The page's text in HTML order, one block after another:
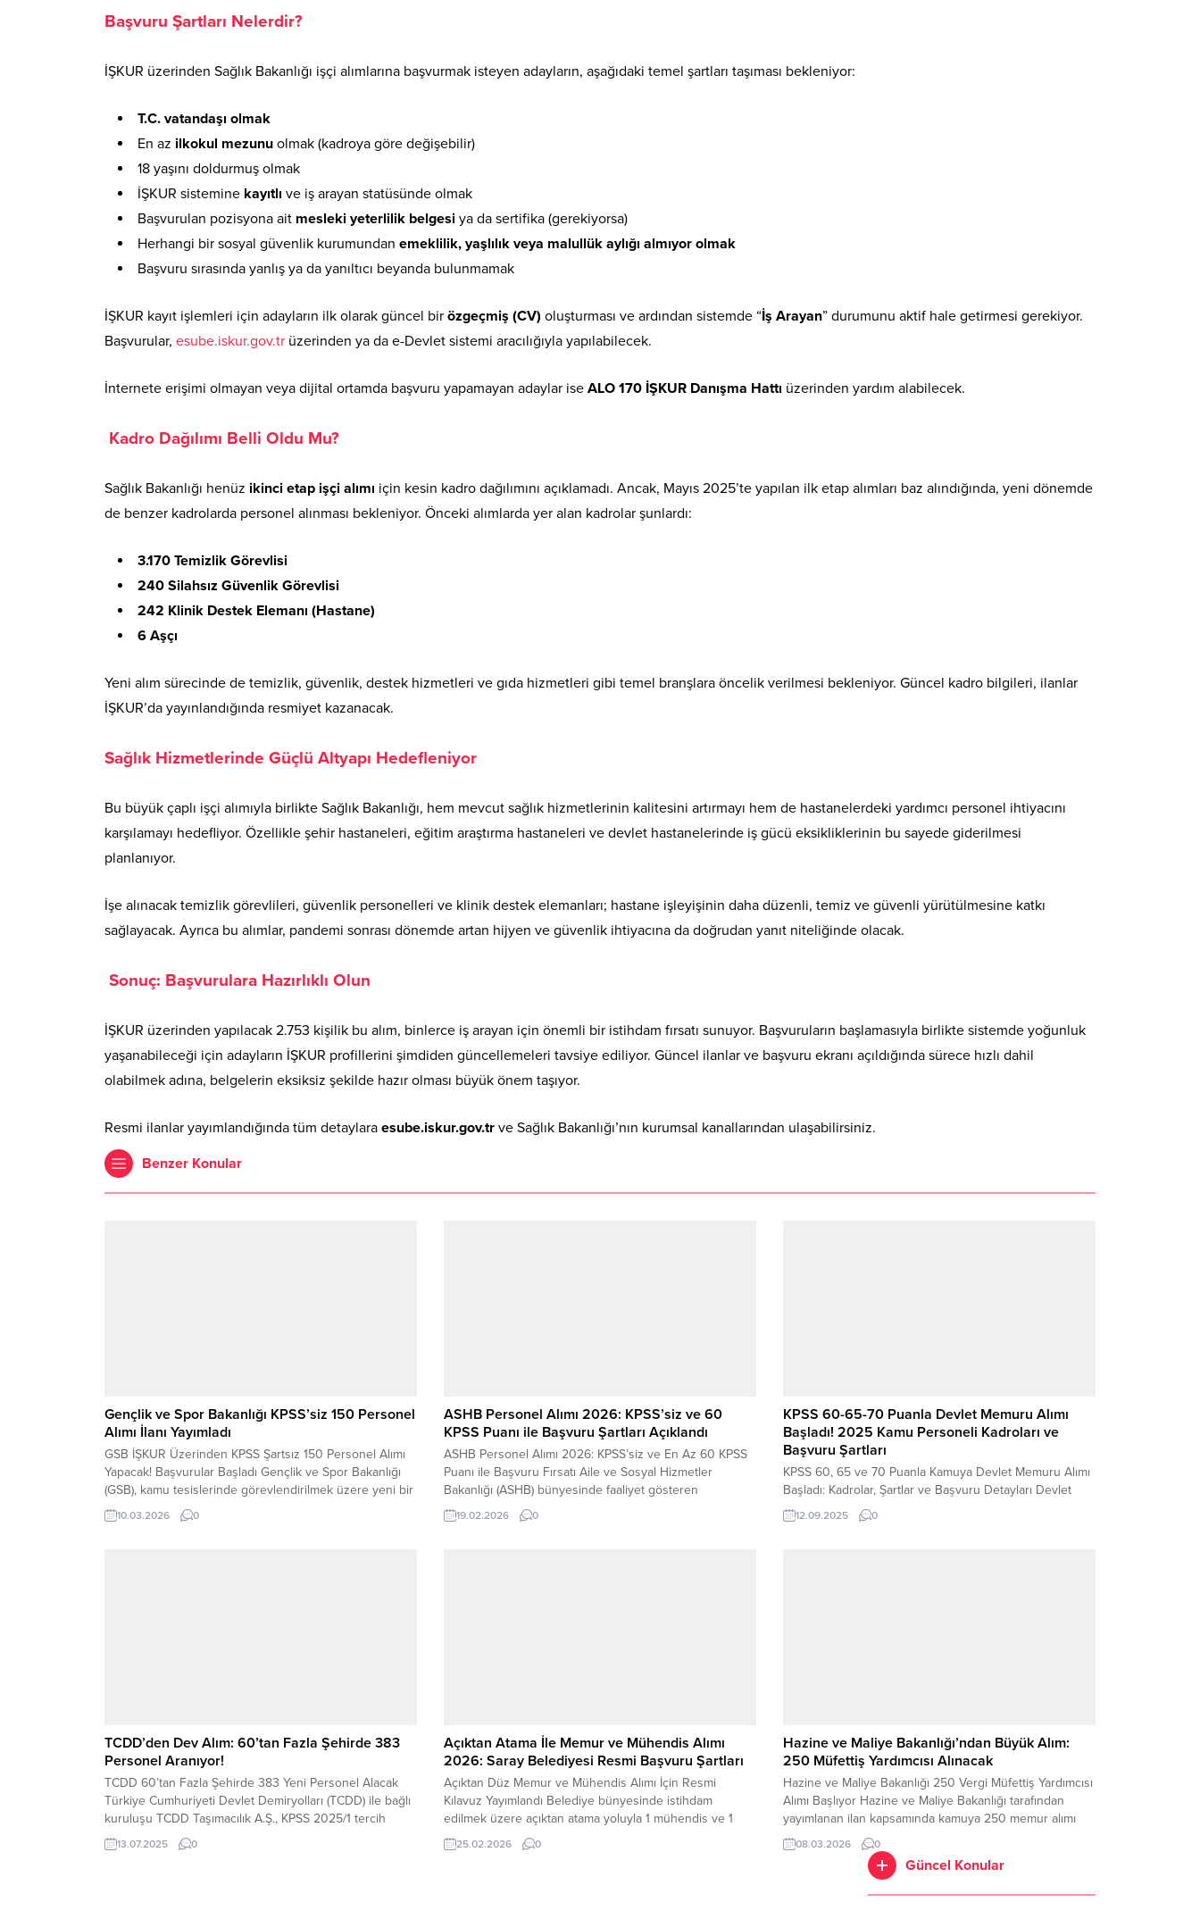
Başvuru Şartları Nelerdir?
İŞKUR üzerinden Sağlık Bakanlığı işçi alımlarına başvurmak isteyen adayların, aşağıdaki temel şartları taşıması bekleniyor:
T.C. vatandaşı olmak
En az ilkokul mezunu olmak (kadroya göre değişebilir)
18 yaşını doldurmuş olmak
İŞKUR sistemine kayıtlı ve iş arayan statüsünde olmak
Başvurulan pozisyona ait mesleki yeterlilik belgesi ya da sertifika (gerekiyorsa)
Herhangi bir sosyal güvenlik kurumundan emeklilik, yaşlılık veya malullük aylığı almıyor olmak
Başvuru sırasında yanlış ya da yanıltıcı beyanda bulunmamak
İŞKUR kayıt işlemleri için adayların ilk olarak güncel bir özgeçmiş (CV) oluşturması ve ardından sistemde “İş Arayan” durumunu aktif hale getirmesi gerekiyor.
Başvurular, esube.iskur.gov.tr üzerinden ya da e-Devlet sistemi aracılığıyla yapılabilecek.
İnternete erişimi olmayan veya dijital ortamda başvuru yapamayan adaylar ise ALO 170 İŞKUR Danışma Hattı üzerinden yardım alabilecek.
Kadro Dağılımı Belli Oldu Mu?
Sağlık Bakanlığı henüz ikinci etap işçi alımı için kesin kadro dağılımını açıklamadı. Ancak, Mayıs 2025’te yapılan ilk etap alımları baz alındığında, yeni dönemde
de benzer kadrolarda personel alınması bekleniyor. Önceki alımlarda yer alan kadrolar şunlardı:
3.170 Temizlik Görevlisi
240 Silahsız Güvenlik Görevlisi
242 Klinik Destek Elemanı (Hastane)
6 Aşçı
Yeni alım sürecinde de temizlik, güvenlik, destek hizmetleri ve gıda hizmetleri gibi temel branşlara öncelik verilmesi bekleniyor. Güncel kadro bilgileri, ilanlar
İŞKUR’da yayınlandığında resmiyet kazanacak.
Sağlık Hizmetlerinde Güçlü Altyapı Hedefleniyor
Bu büyük çaplı işçi alımıyla birlikte Sağlık Bakanlığı, hem mevcut sağlık hizmetlerinin kalitesini artırmayı hem de hastanelerdeki yardımcı personel ihtiyacını
karşılamayı hedefliyor. Özellikle şehir hastaneleri, eğitim araştırma hastaneleri ve devlet hastanelerinde iş gücü eksikliklerinin bu sayede giderilmesi
planlanıyor.
İşe alınacak temizlik görevlileri, güvenlik personelleri ve klinik destek elemanları; hastane işleyişinin daha düzenli, temiz ve güvenli yürütülmesine katkı
sağlayacak. Ayrıca bu alımlar, pandemi sonrası dönemde artan hijyen ve güvenlik ihtiyacına da doğrudan yanıt niteliğinde olacak.
Sonuç: Başvurulara Hazırlıklı Olun
İŞKUR üzerinden yapılacak 2.753 kişilik bu alım, binlerce iş arayan için önemli bir istihdam fırsatı sunuyor. Başvuruların başlamasıyla birlikte sistemde yoğunluk
yaşanabileceği için adayların İŞKUR profillerini şimdiden güncellemeleri tavsiye ediliyor. Güncel ilanlar ve başvuru ekranı açıldığında sürece hızlı dahil
olabilmek adına, belgelerin eksiksiz şekilde hazır olması büyük önem taşıyor.
Resmi ilanlar yayımlandığında tüm detaylara esube.iskur.gov.tr ve Sağlık Bakanlığı’nın kurumsal kanallarından ulaşabilirsiniz.
Benzer Konular
Gençlik ve Spor Bakanlığı KPSS’siz 150 Personel
Alımı İlanı Yayımladı
GSB İŞKUR Üzerinden KPSS Şartsız 150 Personel Alımı
Yapacak! Başvurular Başladı Gençlik ve Spor Bakanlığı
(GSB), kamu tesislerinde görevlendirilmek üzere yeni bir
personel alımı ilanı yayımladı. Alımlar, Türkiye İş Kurumu
(İŞKUR) tarafından yürütülen Toplum Yararına Programlar
10.03.2026 0
ASHB Personel Alımı 2026: KPSS’siz ve 60
KPSS Puanı ile Başvuru Şartları Açıklandı
ASHB Personel Alımı 2026: KPSS’siz ve En Az 60 KPSS
Puanı ile Başvuru Fırsatı Aile ve Sosyal Hizmetler
Bakanlığı (ASHB) bünyesinde faaliyet gösteren
huzurevleri ile Sosyal Yardımlaşma ve Dayanışma
Vakıfları (SYDV), farklı illerde görevlendirilmek üzere yeni
19.02.2026 0
KPSS 60-65-70 Puanla Devlet Memuru Alımı
Başladı! 2025 Kamu Personeli Kadroları ve
Başvuru Şartları
KPSS 60, 65 ve 70 Puanla Kamuya Devlet Memuru Alımı
Başladı: Kadrolar, Şartlar ve Başvuru Detayları Devlet
kurumlarında memur olma hayali kuran adaylar için yeni
fırsatlar doğdu. KPSS puanı 60, 65 ve 70 olan adaylara
12.09.2025 0
TCDD’den Dev Alım: 60’tan Fazla Şehirde 383
Personel Aranıyor!
TCDD 60’tan Fazla Şehirde 383 Yeni Personel Alacak
Türkiye Cumhuriyeti Devlet Demiryolları (TCDD) ile bağlı
kuruluşu TCDD Taşımacılık A.Ş., KPSS 2025/1 tercih
kılavuzu kapsamında toplam 383 kişilik personel alımı
gerçekleştirecek. Alımlar, ülke genelinde 60’tan fazla
13.07.2025 0
Açıktan Atama İle Memur ve Mühendis Alımı
2026: Saray Belediyesi Resmi Başvuru Şartları
Açıktan Düz Memur ve Mühendis Alımı İçin Resmi
Kılavuz Yayımlandı Belediye bünyesinde istihdam
edilmek üzere açıktan atama yoluyla 1 mühendis ve 1
düz memur alımı yapılacağı duyuruldu. Resmi başvuru
kılavuzunda; kadro bilgileri, KPSS şartı, başvuru yöntemi
25.02.2026 0
Hazine ve Maliye Bakanlığı’ndan Büyük Alım:
250 Müfettiş Yardımcısı Alınacak
Hazine ve Maliye Bakanlığı 250 Vergi Müfettiş Yardımcısı
Alımı Başlıyor Hazine ve Maliye Bakanlığı tarafından
yayımlanan ilan kapsamında kamuya 250 memur alımı
yapılacağı açıklandı. Vergi Denetim Kurulu Başkanlığı
bünyesinde istihdam edilmek üzere gerçekleştirilecek
alımda adaylar Vergi Müfettiş Yardımcısı kadrosunda
08.03.2026 0
Güncel Konular